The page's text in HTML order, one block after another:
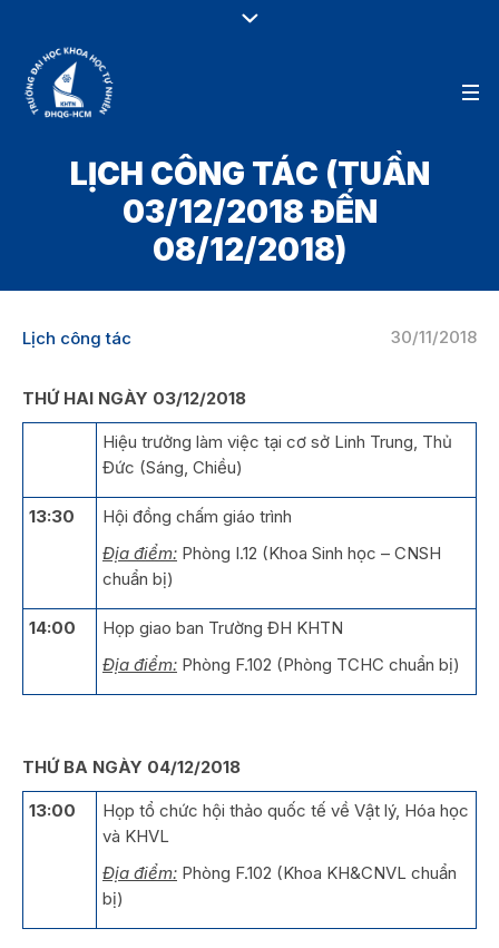
LỊCH CÔNG TÁC (TUẦN
03/12/2018 ĐẾN
08/12/2018)
30/11/2018
Lịch công tác
THỨ HAI NGÀY 03/12/2018
Hiệu trưởng làm việc tại cơ sở Linh Trung, Thủ
Đức (Sáng, Chiều)
13:30
Hội đồng chấm giáo trình
Địa điểm: Phòng I.12 (Khoa Sinh học – CNSH
chuẩn bị)
14:00
Họp giao ban Trường ĐH KHTN
Địa điểm: Phòng F.102 (Phòng TCHC chuẩn bị)
THỨ BA NGÀY 04/12/2018
13:00
Họp tổ chức hội thảo quốc tế về Vật lý, Hóa học
và KHVL
Địa điểm: Phòng F.102 (Khoa KH&CNVL chuẩn
bị)